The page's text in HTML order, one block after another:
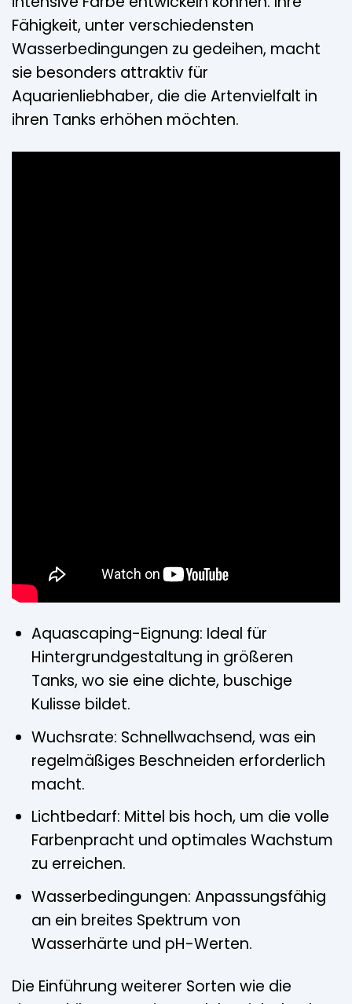
Fähigkeit, unter verschiedensten
Wasserbedingungen zu gedeihen, macht
sie besonders attraktiv für
Aquarienliebhaber, die die Artenvielfalt in
ihren Tanks erhöhen möchten.
Aquascaping-Eignung: Ideal für
Hintergrundgestaltung in größeren
Tanks, wo sie eine dichte, buschige
Kulisse bildet.
Wuchsrate: Schnellwachsend, was ein
regelmäßiges Beschneiden erforderlich
macht.
Lichtbedarf: Mittel bis hoch, um die volle
Farbenpracht und optimales Wachstum
zu erreichen.
Wasserbedingungen: Anpassungsfähig
an ein breites Spektrum von
Wasserhärte und pH-Werten.
Die Einführung weiterer Sorten wie die